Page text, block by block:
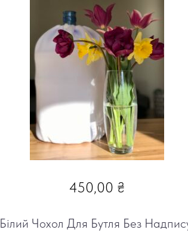
450,00 ₴
Білий Чохол Для Бутля Без